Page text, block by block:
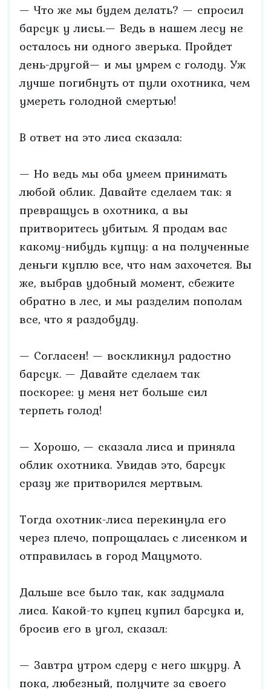
— Что же мы будем делать? — спросил
барсук у лисы.— Ведь в нашем лесу не
осталось ни одного зверька. Пройдет
день-другой— и мы умрем с голоду. Уж
лучше погибнуть от пули охотника, чем
умереть голодной смертью!
В ответ на это лиса сказала:
— Но ведь мы оба умеем принимать
любой облик. Давайте сделаем так: я
превращусь в охотника, а вы
притворитесь убитым. Я продам вас
какому-нибудь купцу: а на полученные
деньги куплю все, что нам захочется. Вы
же, выбрав удобный момент, сбежите
обратно в лес, и мы разделим пополам
все, что я раздобуду.
— Согласен! — воскликнул радостно
барсук. — Давайте сделаем так
поскорее: у меня нет больше сил
терпеть голод!
— Хорошо, — сказала лиса и приняла
облик охотника. Увидав это, барсук
сразу же притворился мертвым.
Тогда охотник-лиса перекинула его
через плечо, попрощалась с лисенком и
отправилась в город Мацумото.
Дальше все было так, как задумала
лиса. Какой-то купец купил барсука и,
бросив его в угол, сказал:
— Завтра утром сдеру с него шкуру. А
пока, любезный, получите за своего